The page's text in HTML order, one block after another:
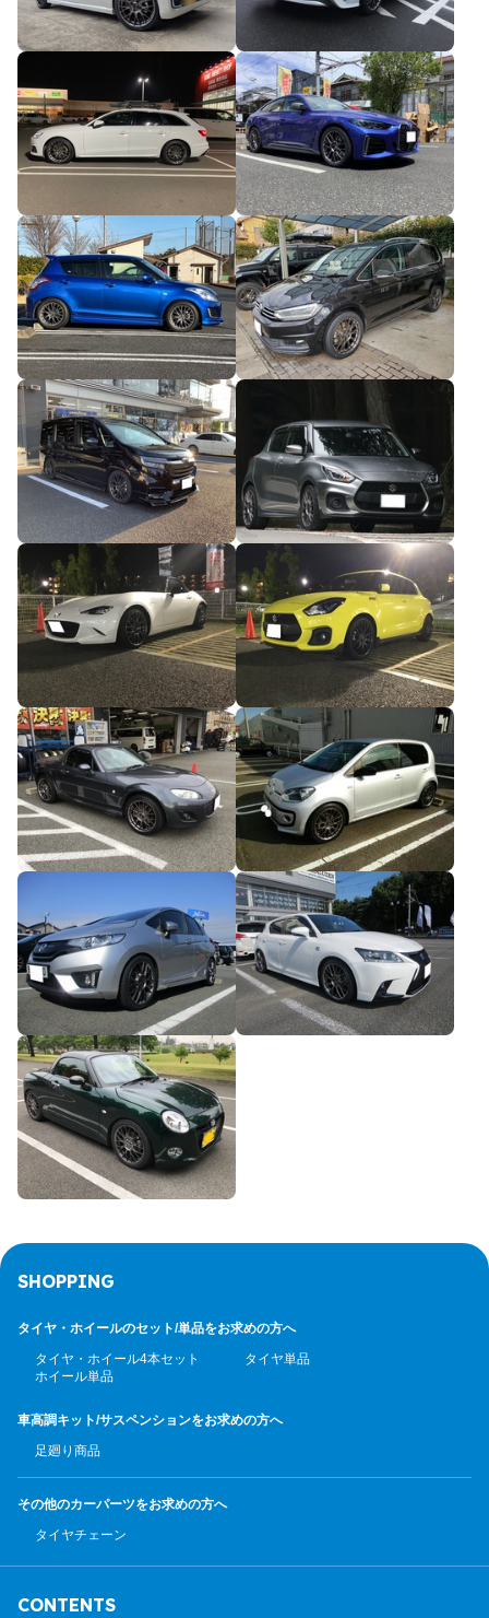
SHOPPING
タイヤ・ホイールのセット/単品をお求めの方へ
タイヤ・ホイール4本セット
タイヤ単品
ホイール単品
車高調キット/サスペンションをお求めの方へ
足廻り商品
その他のカーパーツをお求めの方へ
タイヤチェーン
CONTENTS